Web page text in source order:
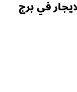
للايجار في برج